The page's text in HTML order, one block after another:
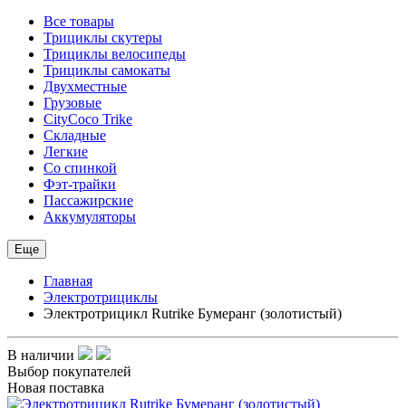
Все товары
Трициклы скутеры
Трициклы велосипеды
Трициклы самокаты
Двухместные
Грузовые
CityCoco Trike
Складные
Легкие
Со спинкой
Фэт-трайки
Пассажирские
Аккумуляторы
Еще
Главная
Электротрициклы
Электротрицикл Rutrike Бумеранг (золотистый)
В наличии
Выбор покупателей
Новая поставка